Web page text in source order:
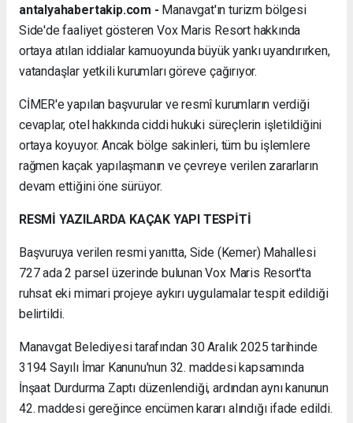
antalyahabertakip.com - Manavgat'ın turizm bölgesi
Side'de faaliyet gösteren Vox Maris Resort hakkında
ortaya atılan iddialar kamuoyunda büyük yankı uyandırırken,
vatandaşlar yetkili kurumları göreve çağırıyor.
CİMER'e yapılan başvurular ve resmî kurumların verdiği
cevaplar, otel hakkında ciddi hukuki süreçlerin işletildiğini
ortaya koyuyor. Ancak bölge sakinleri, tüm bu işlemlere
rağmen kaçak yapılaşmanın ve çevreye verilen zararların
devam ettiğini öne sürüyor.
RESMİ YAZILARDA KAÇAK YAPI TESPİTİ
Başvuruya verilen resmi yanıtta, Side (Kemer) Mahallesi
727 ada 2 parsel üzerinde bulunan Vox Maris Resort'ta
ruhsat eki mimari projeye aykırı uygulamalar tespit edildiği
belirtildi.
Manavgat Belediyesi tarafından 30 Aralık 2025 tarihinde
3194 Sayılı İmar Kanunu'nun 32. maddesi kapsamında
İnşaat Durdurma Zaptı düzenlendiği, ardından aynı kanunun
42. maddesi gereğince encümen kararı alındığı ifade edildi.